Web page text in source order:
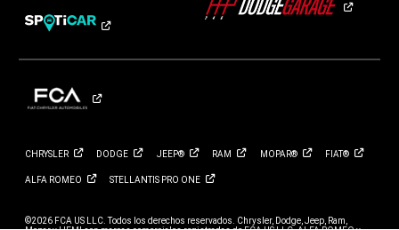
en en en en en
CHRYSLER DODGE JEEP® RAM MOPAR® FIAT®
ALFA ROMEO STELLANTIS PRO ONE
©2026 FCA US LLC. Todos los derechos reservados. Chrysler, Dodge, Jeep, Ram,